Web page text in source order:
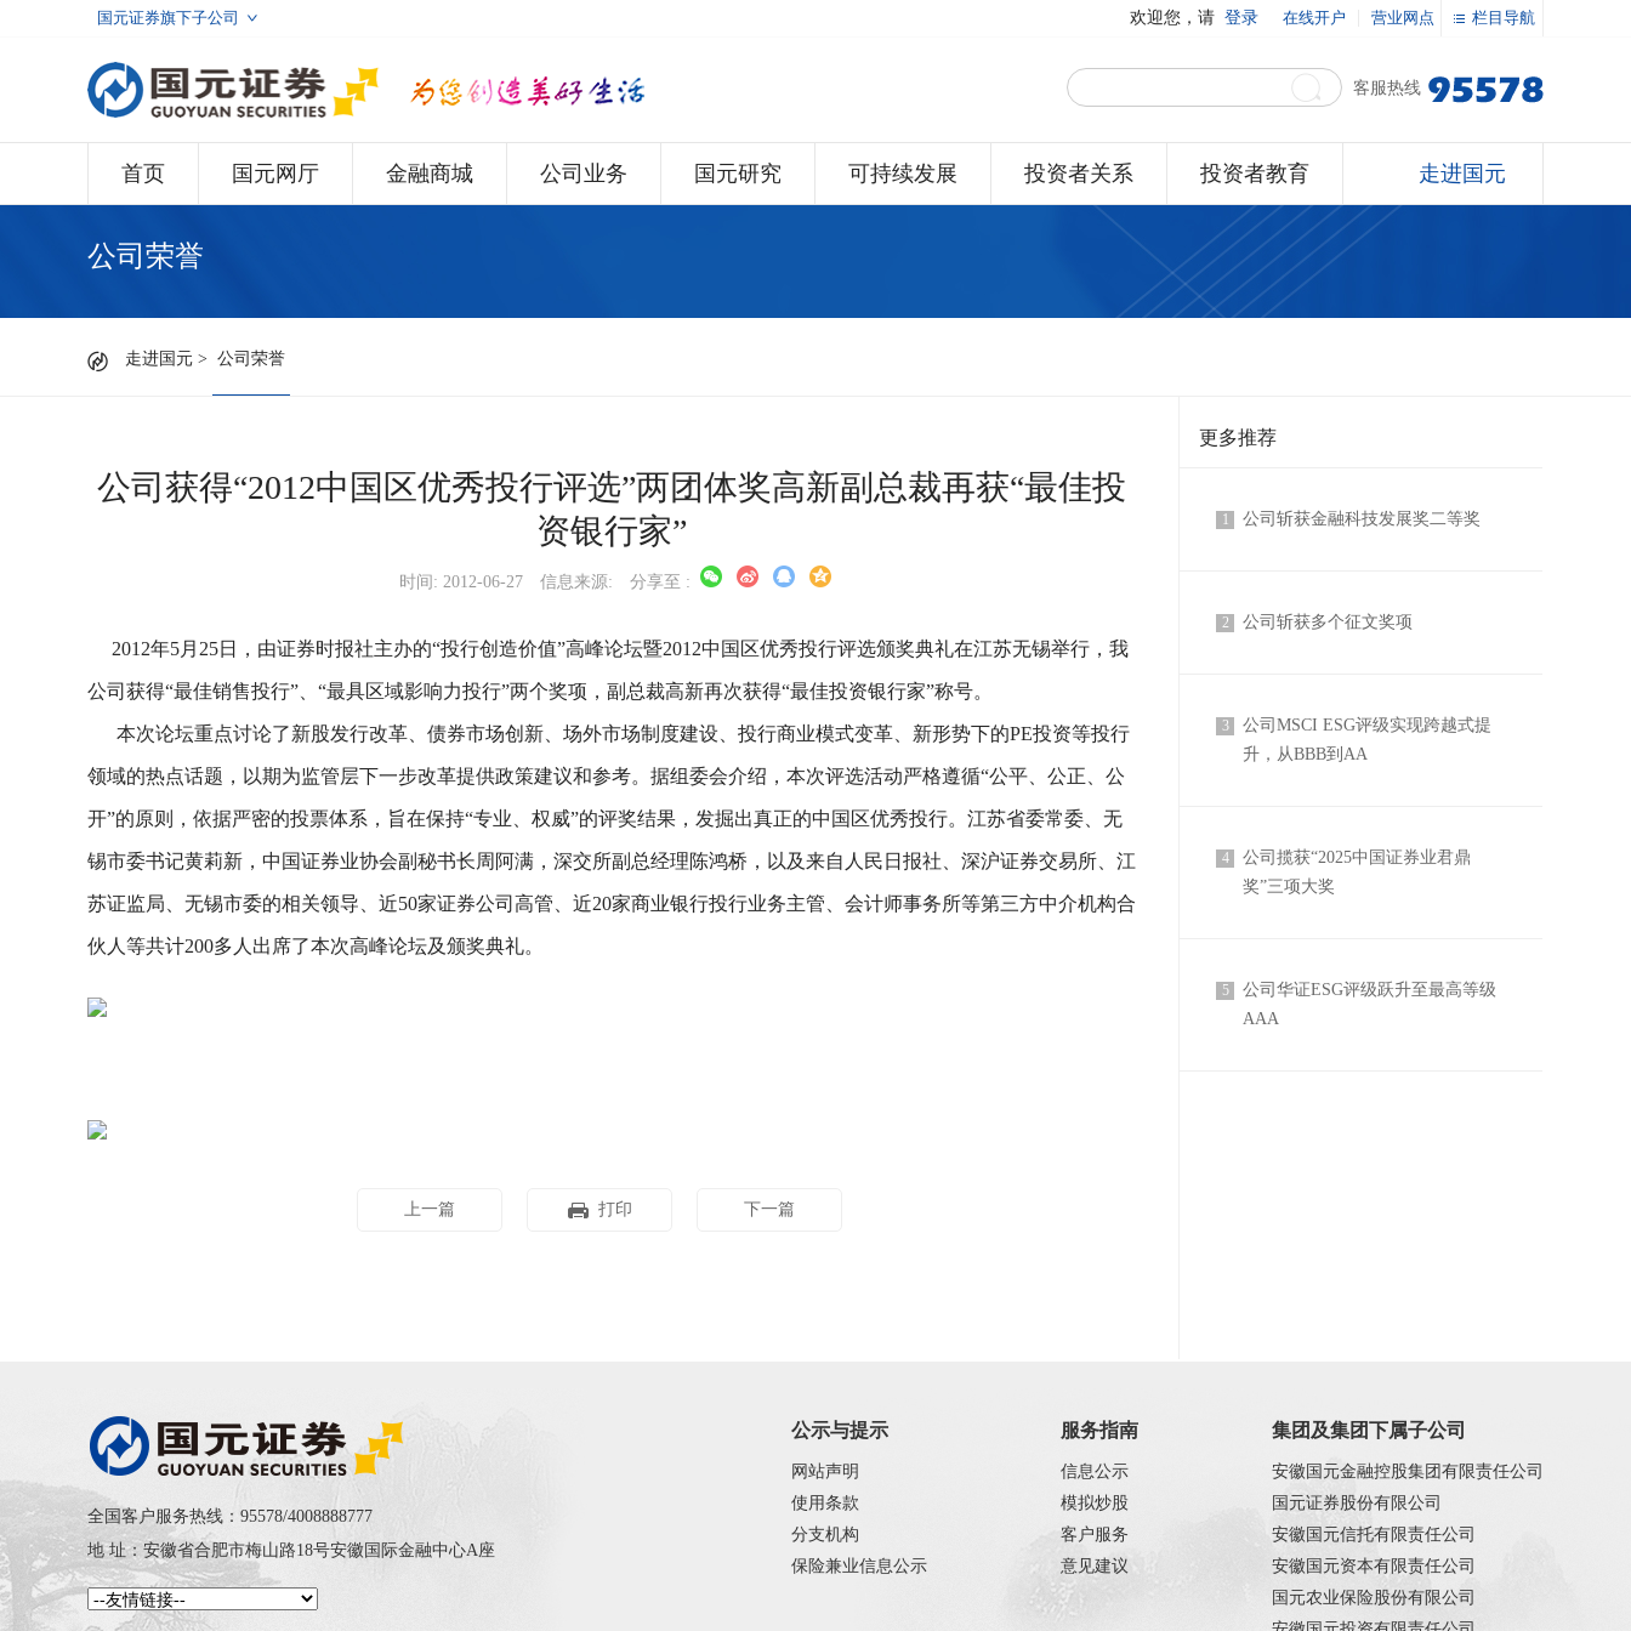
国元证券旗下子公司 欢迎您，请 登录 在线开户 营业网点 栏目导航
客服热线
首页 国元网厅 金融商城 公司业务 国元研究 可持续发展 投资者关系 投资者教育 走进国元
公司荣誉
走进国元 > 公司荣誉
公司获得“2012中国区优秀投行评选”两团体奖高新副总裁再获“最佳投
资银行家”
时间: 2012-06-27 信息来源: 分享至 :
2012年5月25日，由证券时报社主办的“投行创造价值”高峰论坛暨2012中国区优秀投行评选颁奖典礼在江苏无锡举行，我
公司获得“最佳销售投行”、“最具区域影响力投行”两个奖项，副总裁高新再次获得“最佳投资银行家”称号。
本次论坛重点讨论了新股发行改革、债券市场创新、场外市场制度建设、投行商业模式变革、新形势下的PE投资等投行
领域的热点话题，以期为监管层下一步改革提供政策建议和参考。据组委会介绍，本次评选活动严格遵循“公平、公正、公
开”的原则，依据严密的投票体系，旨在保持“专业、权威”的评奖结果，发掘出真正的中国区优秀投行。江苏省委常委、无
锡市委书记黄莉新，中国证券业协会副秘书长周阿满，深交所副总经理陈鸿桥，以及来自人民日报社、深沪证券交易所、江
苏证监局、无锡市委的相关领导、近50家证券公司高管、近20家商业银行投行业务主管、会计师事务所等第三方中介机构合
伙人等共计200多人出席了本次高峰论坛及颁奖典礼。
上一篇 打印 下一篇
更多推荐
1 公司斩获金融科技发展奖二等奖
2 公司斩获多个征文奖项
3
公司MSCI ESG评级实现跨越式提
升，从BBB到AA
4
公司揽获“2025中国证券业君鼎
奖”三项大奖
5
公司华证ESG评级跃升至最高等级
AAA
全国客户服务热线：95578/4008888777
地 址：安徽省合肥市梅山路18号安徽国际金融中心A座
公示与提示
网站声明
使用条款
分支机构
保险兼业信息公示
服务指南
信息公示
模拟炒股
客户服务
意见建议
集团及集团下属子公司
安徽国元金融控股集团有限责任公司
国元证券股份有限公司
安徽国元信托有限责任公司
安徽国元资本有限责任公司
国元农业保险股份有限公司